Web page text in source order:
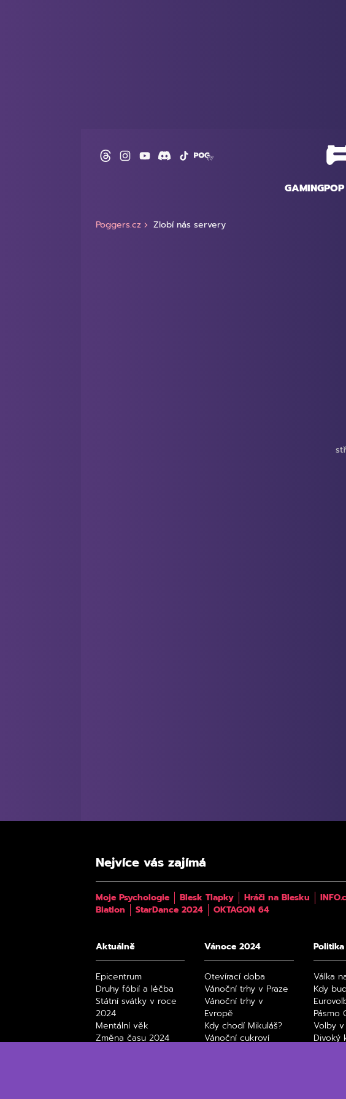
GAMING
Poggers.cz Zlobí nás servery
Nejvíce vás zajímá
Moje Psychologie Blesk Tlapky Hráči na Blesku
Biatlon
StarDance 2024 OKTAGON 64
Aktuálně
Epicentrum
Druhy fóbií a léčba
Státní svátky v roce
2024
Mentální věk
Změna času 2024
Vánoce 2024
Otevírací doba
Vánoční trhy v Praze
Vánoční trhy v
Evropě
Kdy chodí Mikuláš?
Vánoční cukroví
Politika
Válka
Kdy
Pásmo
Volby v
Divoký